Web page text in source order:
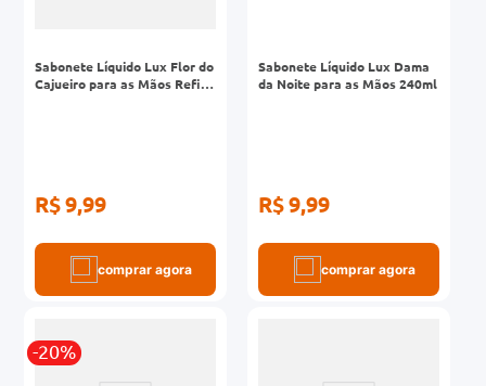
Sabonete Líquido Lux Flor do
Cajueiro para as Mãos Refil
R$ 9,99
comprar agora
Sabonete Líquido Lux Dama
da Noite para as Mãos 240ml
R$ 9,99
comprar agora
-20%